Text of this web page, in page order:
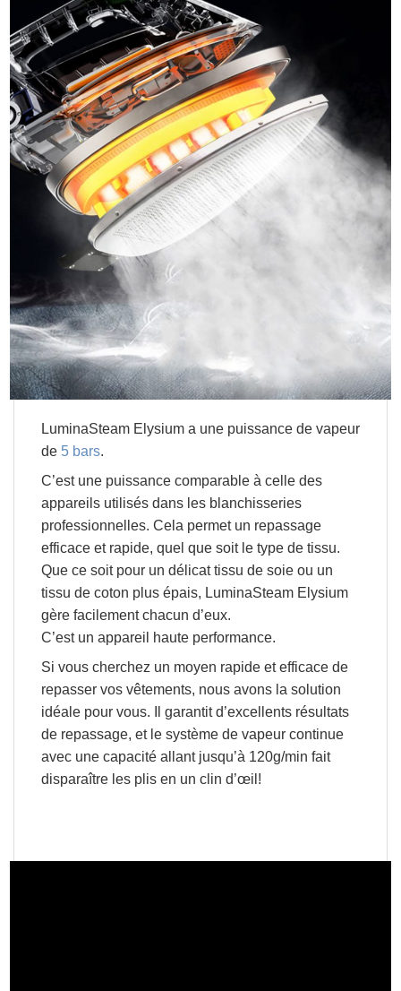
LuminaSteam Elysium a une puissance de vapeur
de 5 bars.
C’est une puissance comparable à celle des
appareils utilisés dans les blanchisseries
professionnelles. Cela permet un repassage
efficace et rapide, quel que soit le type de tissu.
Que ce soit pour un délicat tissu de soie ou un
tissu de coton plus épais, LuminaSteam Elysium
gère facilement chacun d’eux.
C’est un appareil haute performance.
Si vous cherchez un moyen rapide et efficace de
repasser vos vêtements, nous avons la solution
idéale pour vous. Il garantit d’excellents résultats
de repassage, et le système de vapeur continue
avec une capacité allant jusqu’à 120g/min fait
disparaître les plis en un clin d’œil!